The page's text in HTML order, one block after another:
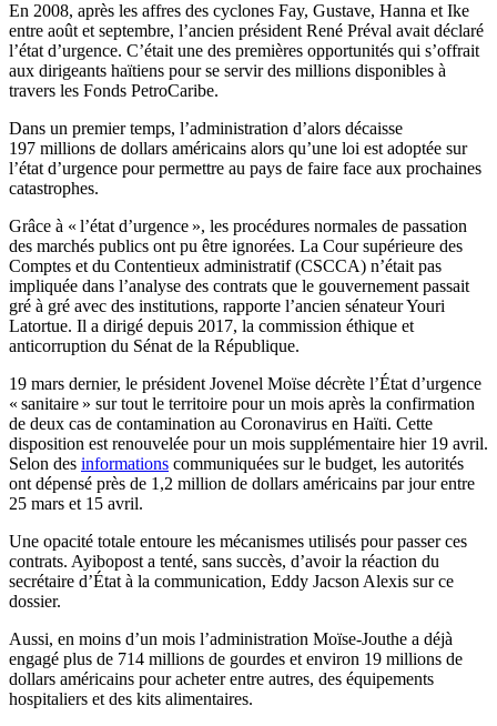
En 2008, après les affres des cyclones Fay, Gustave, Hanna et Ike
entre août et septembre, l’ancien président René Préval avait déclaré
l’état d’urgence. C’était une des premières opportunités qui s’offrait
aux dirigeants haïtiens pour se servir des millions disponibles à
travers les Fonds PetroCaribe.
Dans un premier temps, l’administration d’alors décaisse
197 millions de dollars américains alors qu’une loi est adoptée sur
l’état d’urgence pour permettre au pays de faire face aux prochaines
catastrophes.
Grâce à « l’état d’urgence », les procédures normales de passation
des marchés publics ont pu être ignorées. La Cour supérieure des
Comptes et du Contentieux administratif (CSCCA) n’était pas
impliquée dans l’analyse des contrats que le gouvernement passait
gré à gré avec des institutions, rapporte l’ancien sénateur Youri
Latortue. Il a dirigé depuis 2017, la commission éthique et
anticorruption du Sénat de la République.
19 mars dernier, le président Jovenel Moïse décrète l’État d’urgence
« sanitaire » sur tout le territoire pour un mois après la confirmation
de deux cas de contamination au Coronavirus en Haïti. Cette
disposition est renouvelée pour un mois supplémentaire hier 19 avril.
Selon des informations communiquées sur le budget, les autorités
ont dépensé près de 1,2 million de dollars américains par jour entre
25 mars et 15 avril.
Une opacité totale entoure les mécanismes utilisés pour passer ces
contrats. Ayibopost a tenté, sans succès, d’avoir la réaction du
secrétaire d’État à la communication, Eddy Jacson Alexis sur ce
dossier.
Aussi, en moins d’un mois l’administration Moïse-Jouthe a déjà
engagé plus de 714 millions de gourdes et environ 19 millions de
dollars américains pour acheter entre autres, des équipements
hospitaliers et des kits alimentaires.